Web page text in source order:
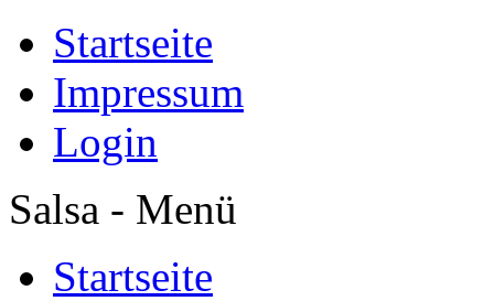
Startseite
Impressum
Login
Salsa - Menü
Startseite